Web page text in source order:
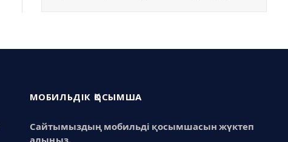
МОБИЛЬДІК ҚОСЫМША
Сайтымыздың мобильді қосымшасын жүктеп
алыңыз.